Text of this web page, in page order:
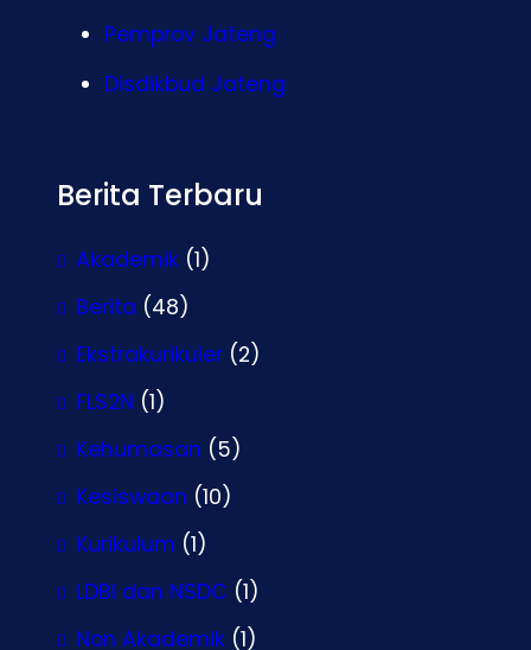
Pemprov Jateng
Disdikbud Jateng
Berita Terbaru
Akademik (1)
Berita (48)
Ekstrakurikuler (2)
FLS2N (1)
Kehumasan (5)
Kesiswaan (10)
Kurikulum (1)
LDBI dan NSDC (1)
Non Akademik (1)